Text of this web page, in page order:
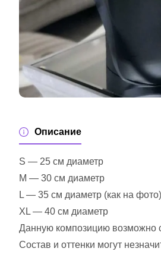
Описание
S — 25 см диаметр
M — 30 см диаметр
L — 35 см диаметр (как на фото)
XL — 40 см диаметр
Данную композицию возможно
Состав и оттенки могут